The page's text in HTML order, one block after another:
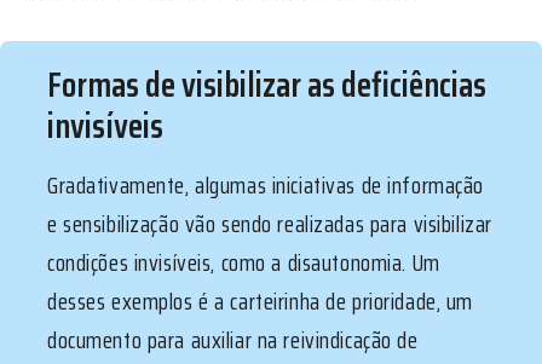
Formas de visibilizar as deficiências
invisíveis
Gradativamente, algumas iniciativas de informação
e sensibilização vão sendo realizadas para visibilizar
condições invisíveis, como a disautonomia. Um
desses exemplos é a carteirinha de prioridade, um
documento para auxiliar na reivindicação de